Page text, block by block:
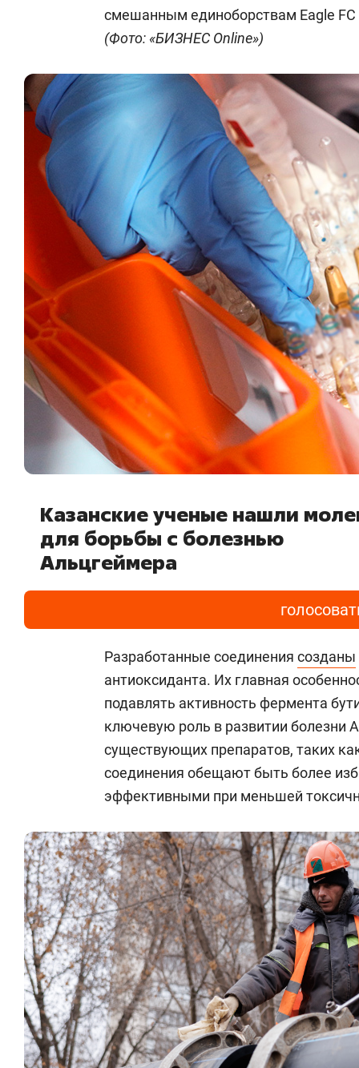
смешанным единоборствам Eagle FC
(Фото: «БИЗНЕС Online»)
Казанские ученые нашли
для борьбы с болезнью
Альцгеймера
Разработанные соединения созданы
антиоксиданта. Их главная
подавлять активность фермента
ключевую роль в развитии болезни
существующих препаратов, таких
соединения обещают быть более
эффективными при меньшей